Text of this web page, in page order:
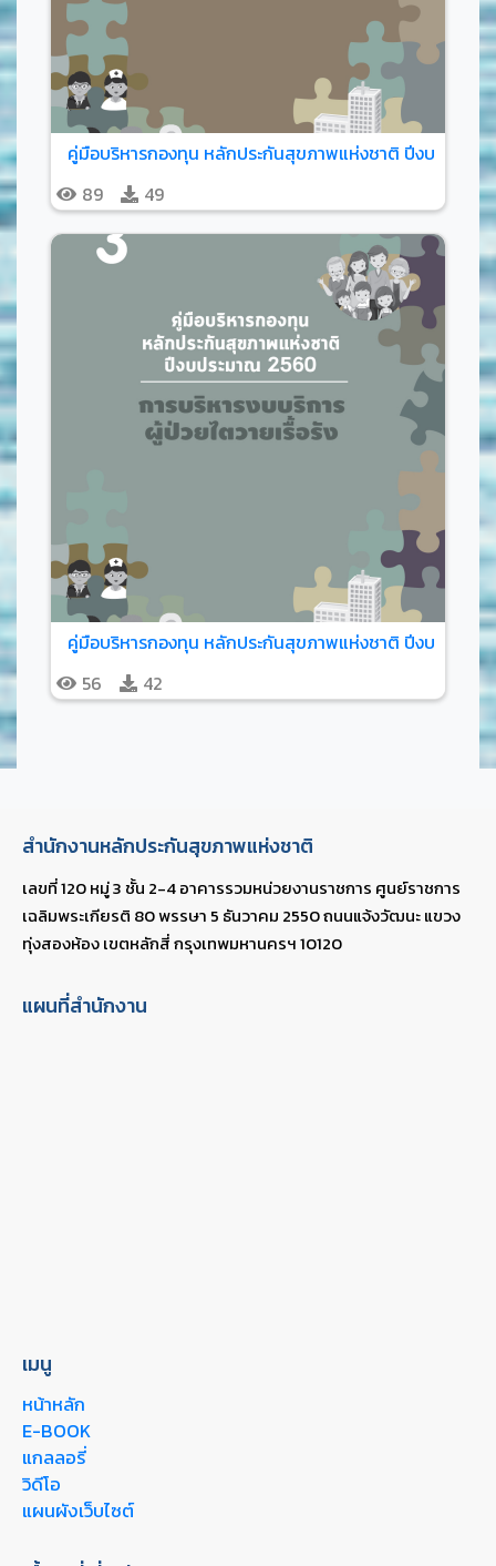
คู่มือบริหารกองทุน หลักประกันสุขภาพแห่งชาติ ปีงบประมา
89
49
คู่มือบริหารกองทุน หลักประกันสุขภาพแห่งชาติ ปีงบประมา
56
42
สำนักงานหลักประกันสุขภาพแห่งชาติ
เลขที่ 120 หมู่ 3 ชั้น 2-4 อาคารรวมหน่วยงานราชการ ศูนย์ราชการ
เฉลิมพระเกียรติ 80 พรรษา 5 ธันวาคม 2550 ถนนแจ้งวัฒนะ แขวง
ทุ่งสองห้อง เขตหลักสี่ กรุงเทพมหานครฯ 10120
แผนที่สำนักงาน
เมนู
หน้าหลัก
E-BOOK
แกลลอรี่
วิดีโอ
แผนผังเว็บไซต์